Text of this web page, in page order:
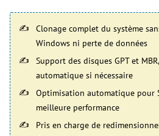
Clonage complet du système
Windows ni perte de données
Support des disques GPT et
automatique si nécessaire
Optimisation automatique pour
meilleure performance
Pris en charge de